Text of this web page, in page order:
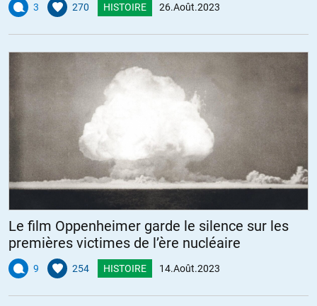
3 270 HISTOIRE 26.Août.2023
Le film Oppenheimer garde le silence sur les
premières victimes de l’ère nucléaire
9 254 HISTOIRE 14.Août.2023